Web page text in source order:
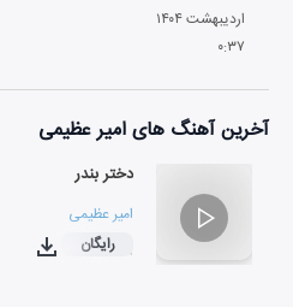
اردیبهشت۱۴۰۴
۰:۳۷
آخرین آهنگ های امیر عظیمی
دختر بندر
امیر عظیمی
۰۳:۴۹
رایگان